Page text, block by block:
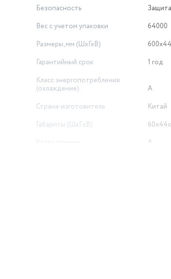
Безопасность
Вес с учетом упаковки
64000
Размеры, мм (ШхГхВ)
Гарантийный срок
1 год
Класс энергопотребления
(охлаждение)
A
Страна-изготовитель
Китай
Габариты (ШxГxВ)
A